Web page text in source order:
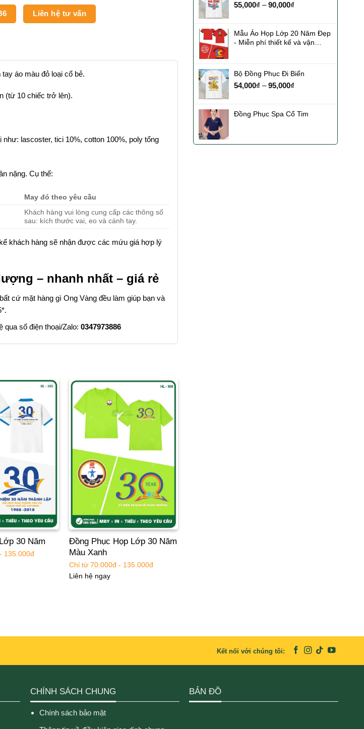
Liên hệ tư vấn
áo màu đỏ loại cổ bẻ.
(từ 10 chiếc trở lên).
lascoster, tici 10%, cotton 100%, poly tổng
nặng. Cụ thể:
May đó theo yêu cầu
Khách hàng vui lòng cung cấp các thông số
sau: kích thước vai, eo và cánh tay.
khách hàng sẽ nhận được các mứu giá hợp lý
– nhanh nhất – giá rẻ
cứ mặt hàng gì Ong Vàng đều làm giúp bạn và
qua số điện thoại/Zalo: 0347973886
Đồng Phục Họp Lớp 30 Năm
Màu Xanh
Chỉ từ 70.000đ - 135.000đ
Liên hệ ngay
30 Năm
135.000đ
55,000₫ –90,000₫
Mẫu Áo Họp Lớp 20 Năm Đẹp
- Miễn phí thiết kế và vận
Bộ Đồng Phục Đi Biển
54,000₫ –95,000₫
Đồng Phục Spa Cổ Tim
Kết nối với chúng tôi:
CHÍNH SÁCH CHUNG
Chính sách bảo mật
BẢN ĐỒ